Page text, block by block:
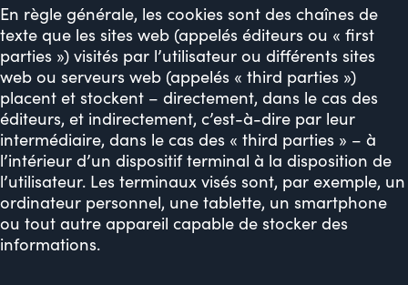
En règle générale, les cookies sont des chaînes de
texte que les sites web (appelés éditeurs ou « first
parties ») visités par l’utilisateur ou différents sites
web ou serveurs web (appelés « third parties »)
placent et stockent – directement, dans le cas des
éditeurs, et indirectement, c’est-à-dire par leur
intermédiaire, dans le cas des « third parties » – à
l’intérieur d’un dispositif terminal à la disposition de
l’utilisateur. Les terminaux visés sont, par exemple, un
ordinateur personnel, une tablette, un smartphone
ou tout autre appareil capable de stocker des
informations.